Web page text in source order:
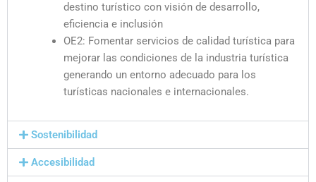
destino turístico con visión de desarrollo,
eficiencia e inclusión
OE2: Fomentar servicios de calidad turística para
mejorar las condiciones de la industria turística
generando un entorno adecuado para los
turísticas nacionales e internacionales.
Sostenibilidad
Accesibilidad